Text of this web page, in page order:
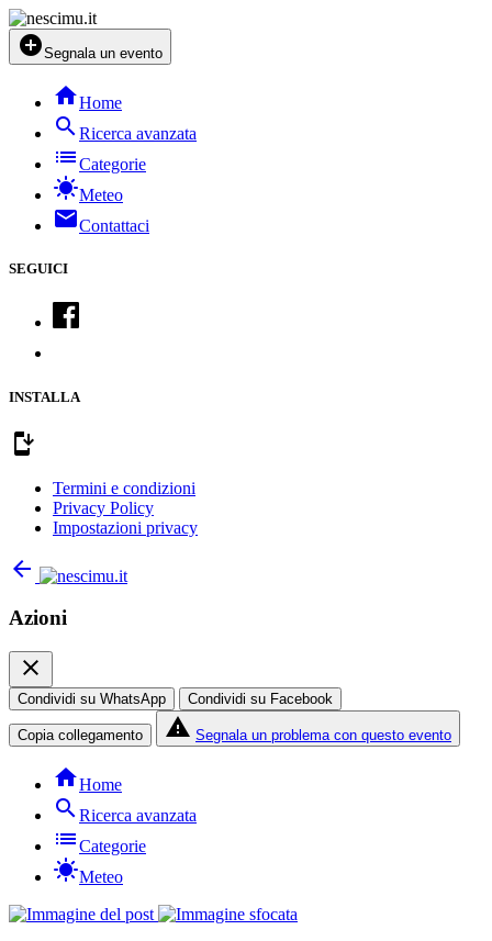
add_circleSegnala un evento
homeHome
searchRicerca avanzata
listCategorie
sunnyMeteo
mailContattaci
SEGUICI
INSTALLA
install_mobile
Termini e condizioni
Privacy Policy
Impostazioni privacy
arrow_back
Azioni
close
Condividi su WhatsApp Condividi su Facebook
Copia collegamento report_problem Segnala un problema con questo evento
homeHome
searchRicerca avanzata
listCategorie
sunnyMeteo